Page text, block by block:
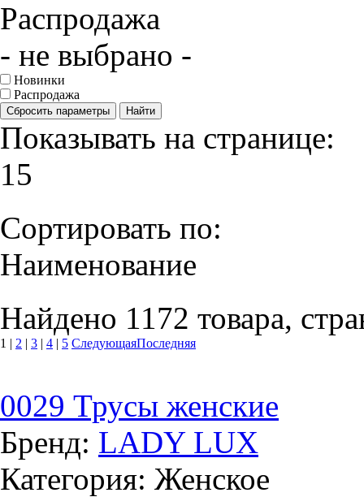
Распродажа
- не выбрано -
Новинки
Распродажа
Сбросить параметры Найти
Показывать на странице:
15
Сортировать по:
Наименование
Найдено 1172 товара,
1 | 2 | 3 | 4 | 5 СледующаяПоследняя
0029 Трусы женские
Бренд: LADY LUX
Категория: Женское